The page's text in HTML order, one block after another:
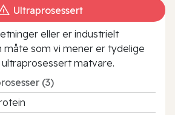
Ultraprosessert
eller er industrielt
måte som vi mener er tydelige
matvare.
(3)